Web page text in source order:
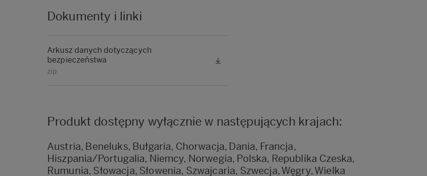
Dokumenty i linki
Arkusz danych dotyczących
bezpieczeństwa
zip
Produkt dostępny wyłącznie w następujących krajach:
Austria, Beneluks, Bułgaria, Chorwacja, Dania, Francja,
Hiszpania/Portugalia, Niemcy, Norwegia, Polska, Republika Czeska,
Rumunia, Słowacja, Słowenia, Szwajcaria, Szwecja, Węgry, Wielka